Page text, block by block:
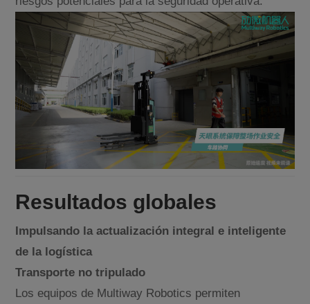
Resultados globales
Impulsando la actualización integral e inteligente
de la logística
Transporte no tripulado
Los equipos de Multiway Robotics permiten